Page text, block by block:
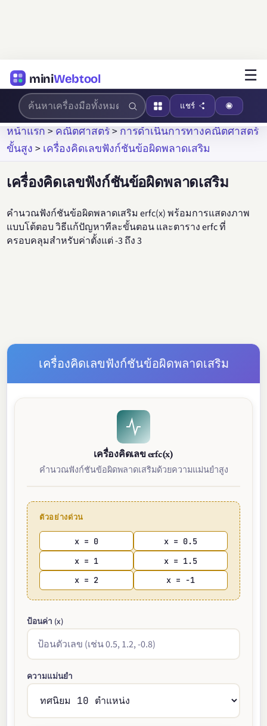
miniWebtool ☰
แชร์
หน้าแรก>คณิตศาสตร์>การดำเนินการทางคณิตศาสตร์
ขั้นสูง > เครื่องคิดเลขฟังก์ชันข้อผิดพลาดเสริม
เครื่องคิดเลขฟังก์ชันข้อผิดพลาดเสริม
คำนวณฟังก์ชันข้อผิดพลาดเสริม erfc(x) พร้อมการแสดงภาพ
แบบโต้ตอบ วิธีแก้ปัญหาทีละขั้นตอน และตาราง erfc ที่
ครอบคลุมสำหรับค่าตั้งแต่ -3 ถึง 3
เครื่องคิดเลขฟังก์ชันข้อผิดพลาดเสริม
เครื่องคิดเลข erfc(x)
คำนวณฟังก์ชันข้อผิดพลาดเสริมด้วยความแม่นยำสูง
ตัวอย่างด่วน
x = 0
x = 0.5
x = 1
x = 1.5
x = 2
x = -1
ป้อนค่า (x)
ความแม่นยำ